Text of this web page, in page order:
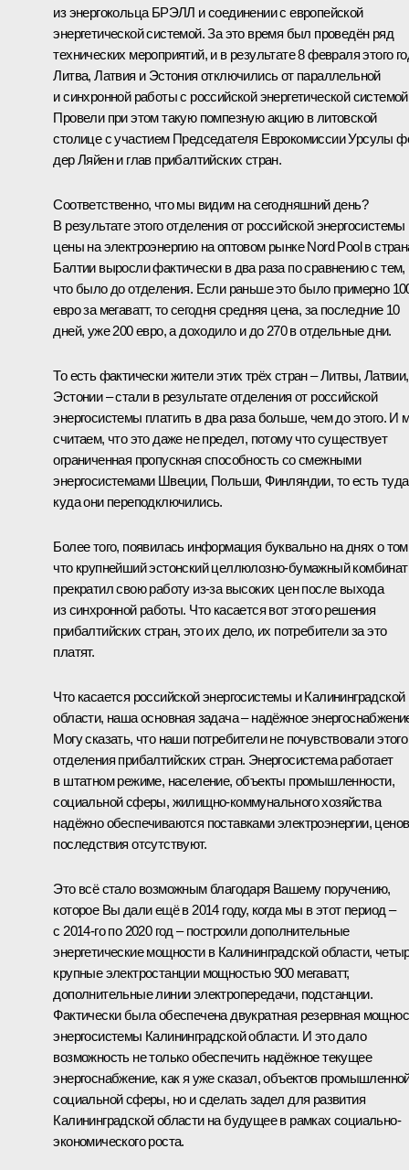
из энергокольца БРЭЛЛ и соединении с европейской
энергетической системой. За это время был проведён ряд
технических мероприятий, и в результате 8 февраля этого
Литва, Латвия и Эстония отключились от параллельной
и синхронной работы с российской энергетической
Провели при этом такую помпезную акцию в литовской
столице с участием Председателя Еврокомиссии Урсулы
дер Ляйен и глав прибалтийских стран.
Соответственно, что мы видим на сегодняшний день?
В результате этого отделения от российской энергосистемы
цены на электроэнергию на оптовом рынке Nord Pool в
Балтии выросли фактически в два раза по сравнению с тем,
что было до отделения. Если раньше это было примерно
евро за мегаватт, то сегодня средняя цена, за последние 10
дней, уже 200 евро, а доходило и до 270 в отдельные дни.
То есть фактически жители этих трёх стран – Литвы, Латвии,
Эстонии – стали в результате отделения от российской
энергосистемы платить в два раза больше, чем до этого. И
считаем, что это даже не предел, потому что существует
ограниченная пропускная способность со смежными
энергосистемами Швеции, Польши, Финляндии, то есть
куда они переподключились.
Более того, появилась информация буквально на днях о
что крупнейший эстонский целлюлозно-бумажный комбинат
прекратил свою работу из-за высоких цен после выхода
из синхронной работы. Что касается вот этого решения
прибалтийских стран, это их дело, их потребители за это
платят.
Что касается российской энергосистемы и Калининградской
области, наша основная задача – надёжное
Могу сказать, что наши потребители не почувствовали этого
отделения прибалтийских стран. Энергосистема работает
в штатном режиме, население, объекты промышленности,
социальной сферы, жилищно-коммунального хозяйства
надёжно обеспечиваются поставками электроэнергии,
последствия отсутствуют.
Это всё стало возможным благодаря Вашему поручению,
которое Вы дали ещё в 2014 году, когда мы в этот период –
с 2014-го по 2020 год – построили дополнительные
энергетические мощности в Калининградской области,
крупные электростанции мощностью 900 мегаватт,
дополнительные линии электропередачи, подстанции.
Фактически была обеспечена двукратная резервная
энергосистемы Калининградской области. И это дало
возможность не только обеспечить надёжное текущее
энергоснабжение, как я уже сказал, объектов
социальной сферы, но и сделать задел для развития
Калининградской области на будущее в рамках социально-
экономического роста.